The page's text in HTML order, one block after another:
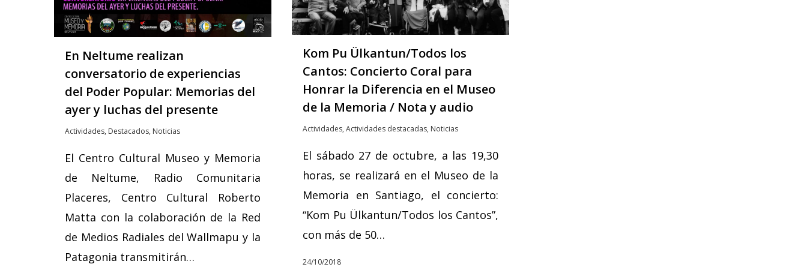
En Neltume realizan
conversatorio de experiencias
del Poder Popular: Memorias del
ayer y luchas del presente
Actividades, Destacados, Noticias
El Centro Cultural Museo y Memoria
de Neltume, Radio Comunitaria
Placeres, Centro Cultural Roberto
Matta con la colaboración de la Red
de Medios Radiales del Wallmapu y la
Patagonia transmitirán…
Kom Pu Ülkantun/Todos los
Cantos: Concierto Coral para
Honrar la Diferencia en el Museo
de la Memoria / Nota y audio
Actividades, Actividades destacadas, Noticias
El sábado 27 de octubre, a las 19,30
horas, se realizará en el Museo de la
Memoria en Santiago, el concierto:
“Kom Pu Ülkantun/Todos los Cantos”,
con más de 50…
24/10/2018